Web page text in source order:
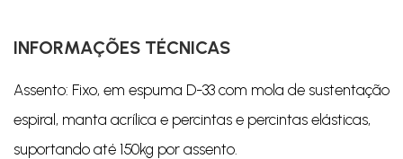
INFORMAÇÕES TÉCNICAS
Assento: Fixo, em espuma D-33 com mola de sustentação
espiral, manta acrílica e percintas e percintas elásticas,
suportando até 150kg por assento.